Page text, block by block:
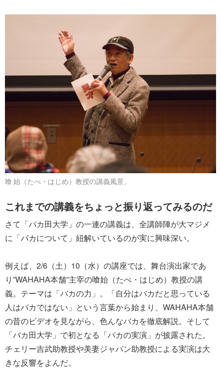
喰 始（たべ・はじめ）教授の講義風景。
これまでの講義をちょっと振り返ってみるのだ
さて「バカ田大学」の一連の講義は、全講師陣が大マジメ
に「バカについて」紐解いているのが実に興味深い。
例えば、2/6（土）10（水）の講座では、舞台演出家であ
り”WAHAHA本舗”主宰の喰始（たべ・はじめ）教授の講
義。テーマは「バカの力」。「自分はバカだと思っている
人はバカではない」という言葉から始まり、WAHAHA本舗
の昔のビデオを見ながら、色んなバカを徹底解説。そして
「バカ田大学」で初となる「バカの実演」が披露された。
チェリー吉武助教授や美妻ジャパン助教授による実演は大
きな反響をよんだ。